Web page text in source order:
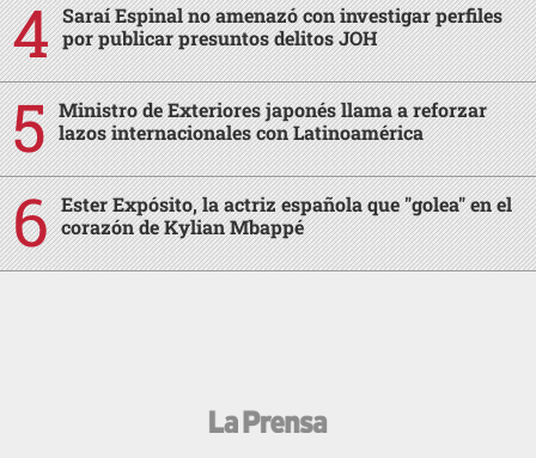
Saraí Espinal no amenazó con investigar perfiles
por publicar presuntos delitos JOH
Ministro de Exteriores japonés llama a reforzar
lazos internacionales con Latinoamérica
Ester Expósito, la actriz española que "golea" en el
corazón de Kylian Mbappé